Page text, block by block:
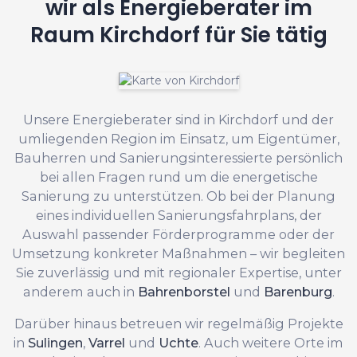
wir als Energieberater im
Raum Kirchdorf für Sie tätig
Unsere Energieberater sind in Kirchdorf und der
umliegenden Region im Einsatz, um Eigentümer,
Bauherren und Sanierungsinteressierte persönlich
bei allen Fragen rund um die energetische
Sanierung zu unterstützen. Ob bei der Planung
eines individuellen Sanierungsfahrplans, der
Auswahl passender Förderprogramme oder der
Umsetzung konkreter Maßnahmen – wir begleiten
Sie zuverlässig und mit regionaler Expertise, unter
anderem auch in Bahrenborstel und Barenburg.
Darüber hinaus betreuen wir regelmäßig Projekte
in Sulingen, Varrel und Uchte. Auch weitere Orte im